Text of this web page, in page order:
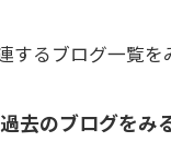
するブログ一覧を
過去のブログをみ